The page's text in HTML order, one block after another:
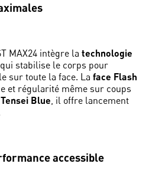
MAX24 intègre la technologie
qui stabilise le corps pour
sur toute la face. La face Flash
et régularité même sur coups
Blue, il offre lancement
accessible